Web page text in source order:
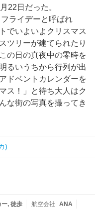
22日だった。
ライデーと呼ばれ
でいよいよクリスマス
ツリーが建てられたり
の日の真夜中の零時を
るいうちから行列が出
ドベントカレンダーを
ス！」と待ち大人はク
な街の写真を撮ってき
)
ー 徒歩 航空会社
ANA